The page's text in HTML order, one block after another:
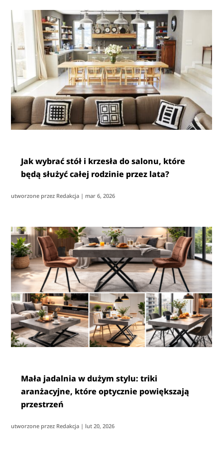
Jak wybrać stół i krzesła do salonu, które
będą służyć całej rodzinie przez lata?
utworzone przez Redakcja | mar 6, 2026
Mała jadalnia w dużym stylu: triki
aranżacyjne, które optycznie powiększają
przestrzeń
utworzone przez Redakcja | lut 20, 2026